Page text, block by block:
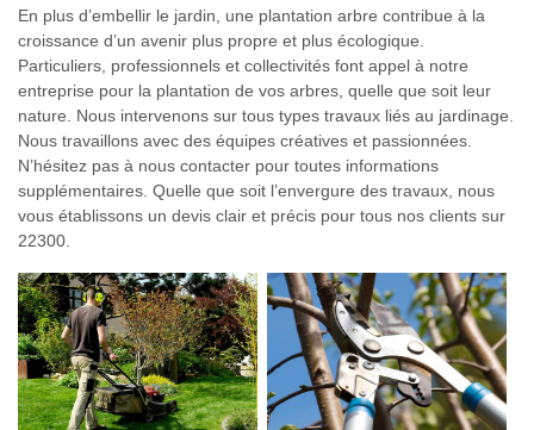
En plus d’embellir le jardin, une plantation arbre contribue à la
croissance d’un avenir plus propre et plus écologique.
Particuliers, professionnels et collectivités font appel à notre
entreprise pour la plantation de vos arbres, quelle que soit leur
nature. Nous intervenons sur tous types travaux liés au jardinage.
Nous travaillons avec des équipes créatives et passionnées.
N’hésitez pas à nous contacter pour toutes informations
supplémentaires. Quelle que soit l’envergure des travaux, nous
vous établissons un devis clair et précis pour tous nos clients sur
22300.